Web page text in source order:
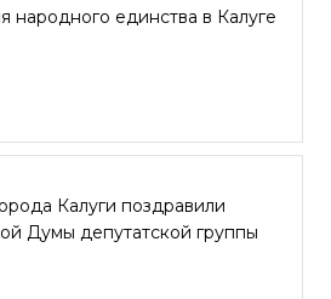
народного единства в Калуге
Калуги поздравили
Думы депутатской группы